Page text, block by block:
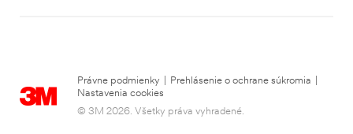
Právne podmienky Prehlásenie o ochrane súkromia
Nastavenia cookies
© 3M 2026. Všetky práva vyhradené.